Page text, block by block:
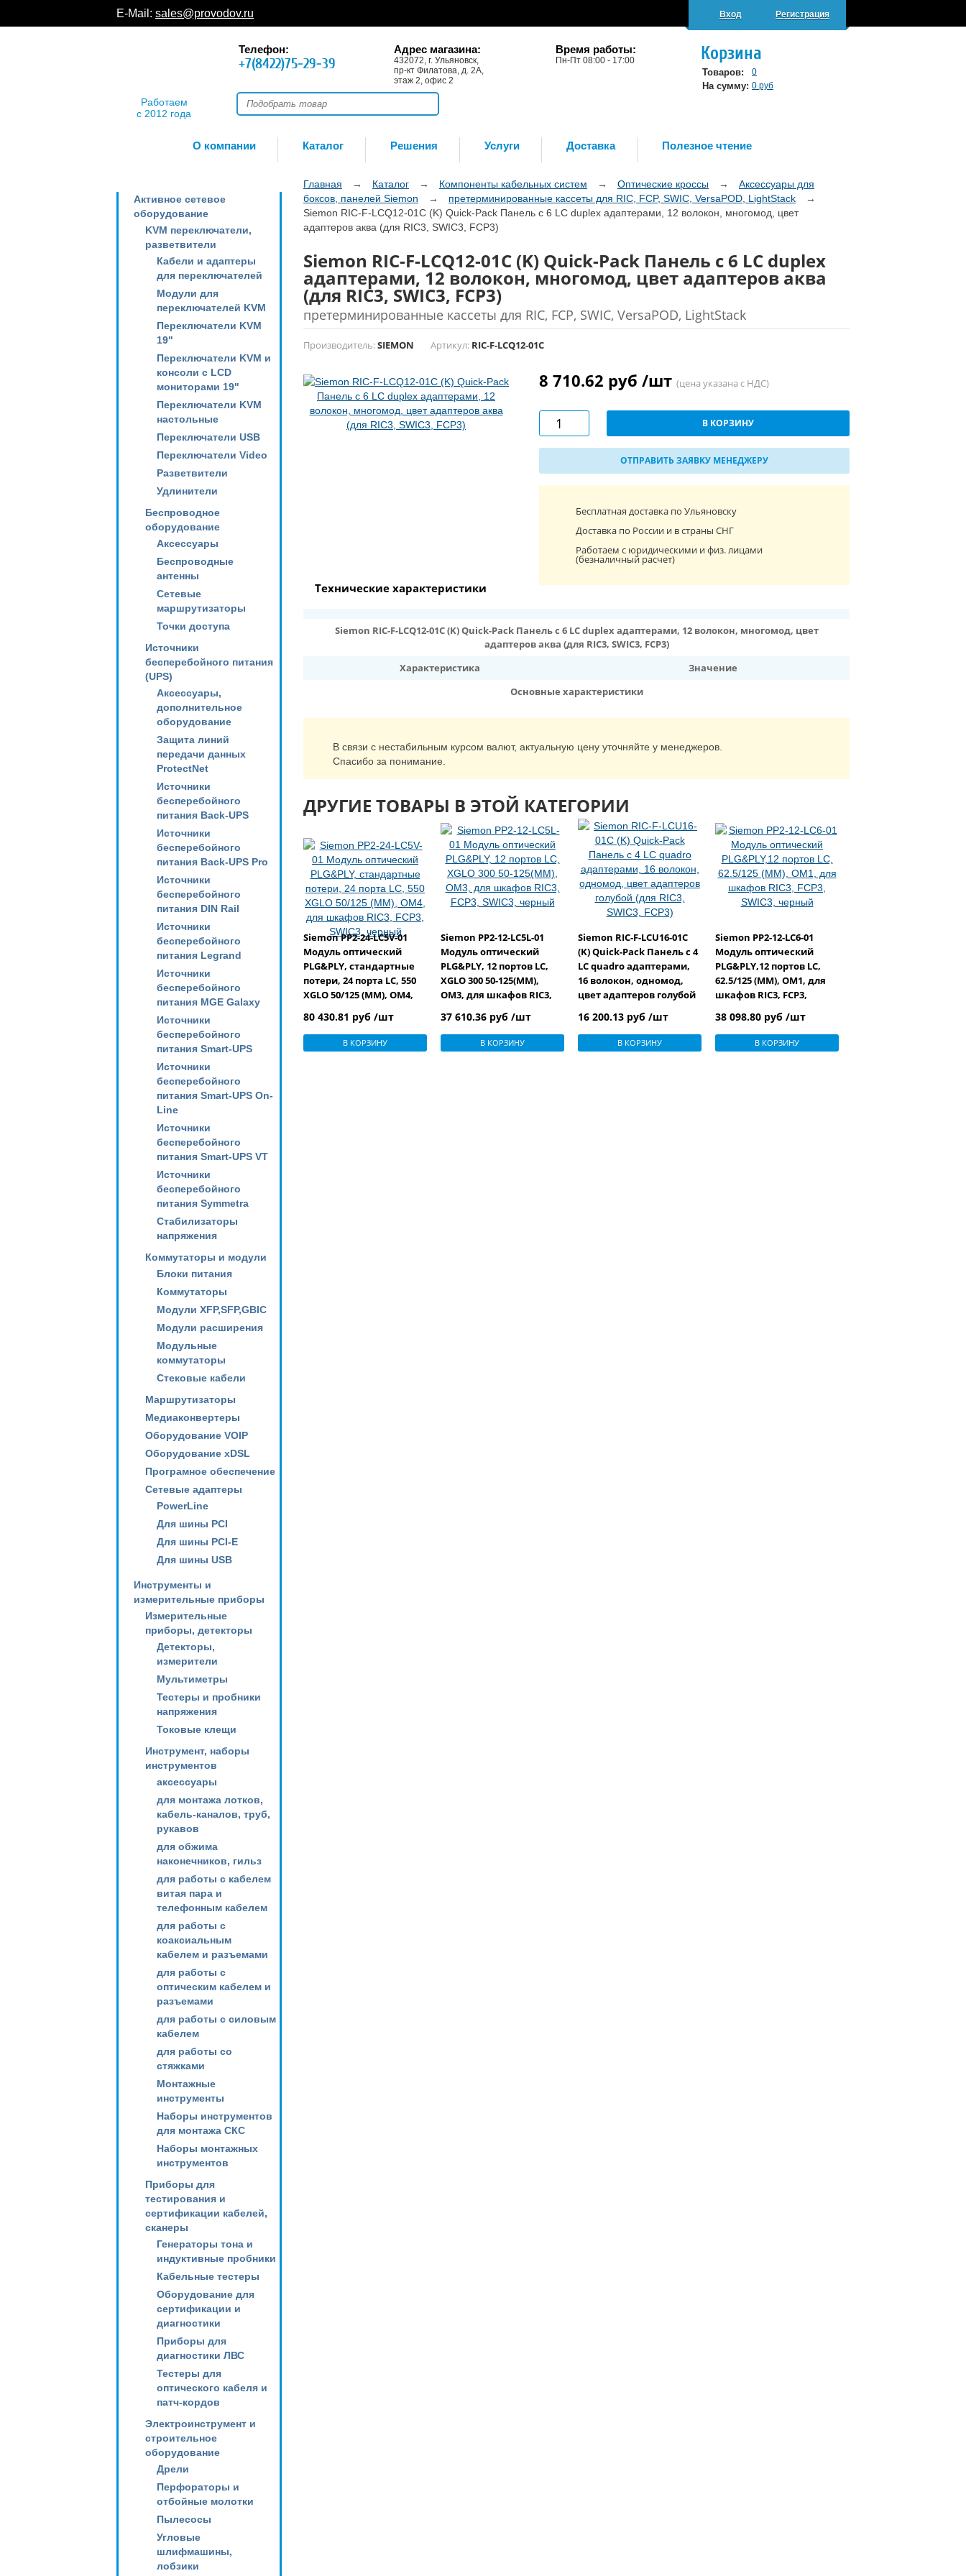
E-Mail: sales@provodov.ru Вход Регистрация
Работаем
с 2012 года
Телефон:
+7(8422)75-29-39
Адрес магазина:
432072, г. Ульяновск,
пр-кт Филатова, д. 2А,
этаж 2, офис 2
Время работы:
Пн-Пт 08:00 - 17:00 Корзина
Товаров: 0
На сумму: 0 руб
О компании Каталог Решения Услуги Доставка Полезное чтение
Активное сетевое
оборудование
KVM переключатели,
разветвители
Кабели и адаптеры
для переключателей
Модули для
переключателей KVM
Переключатели KVM
19"
Переключатели KVM и
консоли с LCD
мониторами 19"
Переключатели KVM
настольные
Переключатели USB
Переключатели Video
Разветвители
Удлинители
Беспроводное
оборудование
Аксессуары
Беспроводные
антенны
Сетевые
маршрутизаторы
Точки доступа
Источники
бесперебойного питания
(UPS)
Аксессуары,
дополнительное
оборудование
Защита линий
передачи данных
ProtectNet
Источники
бесперебойного
питания Back-UPS
Источники
бесперебойного
питания Back-UPS Pro
Источники
бесперебойного
питания DIN Rail
Источники
бесперебойного
питания Legrand
Источники
бесперебойного
питания MGE Galaxy
Источники
бесперебойного
питания Smart-UPS
Источники
бесперебойного
питания Smart-UPS On-
Line
Источники
бесперебойного
питания Smart-UPS VT
Источники
бесперебойного
питания Symmetra
Стабилизаторы
напряжения
Коммутаторы и модули
Блоки питания
Коммутаторы
Модули XFP,SFP,GBIC
Модули расширения
Модульные
коммутаторы
Стековые кабели
Маршрутизаторы
Медиаконвертеры
Оборудование VOIP
Оборудование xDSL
Програмное обеспечение
Сетевые адаптеры
PowerLine
Для шины PCI
Для шины PCI-E
Для шины USB
Инструменты и
измерительные приборы
Измерительные
приборы, детекторы
Детекторы,
измерители
Мультиметры
Тестеры и пробники
напряжения
Токовые клещи
Инструмент, наборы
инструментов
аксессуары
для монтажа лотков,
кабель-каналов, труб,
рукавов
для обжима
наконечников, гильз
для работы с кабелем
витая пара и
телефонным кабелем
для работы с
коаксиальным
кабелем и разъемами
для работы с
оптическим кабелем и
разъемами
для работы с силовым
кабелем
для работы со
стяжками
Монтажные
инструменты
Наборы инструментов
для монтажа СКС
Наборы монтажных
инструментов
Приборы для
тестирования и
сертификации кабелей,
сканеры
Генераторы тона и
индуктивные пробники
Кабельные тестеры
Оборудование для
сертификации и
диагностики
Приборы для
диагностики ЛВС
Тестеры для
оптического кабеля и
патч-кордов
Электроинструмент и
строительное
оборудование
Дрели
Перфораторы и
отбойные молотки
Пылесосы
Угловые
шлифмашины,
лобзики
Главная → Каталог → Компоненты кабельных систем → Оптические кроссы →
Аксессуары для
боксов, панелей Siemon
→ претерминированные кассеты для RIC, FCP, SWIC, VersaPOD, LightStack
→
Siemon RIC-F-LCQ12-01C (K) Quick-Pack Панель с 6 LC duplex адаптерами, 12 волокон, многомод, цвет
адаптеров аква (для RIC3, SWIC3, FCP3)
Siemon RIC-F-LCQ12-01C (K) Quick-Pack Панель с 6 LC duplex
адаптерами, 12 волокон, многомод, цвет адаптеров аква
(для RIC3, SWIC3, FCP3)
претерминированные кассеты для RIC, FCP, SWIC, VersaPOD, LightStack
Производитель:SIEMON Артикул: RIC-F-LCQ12-01C
8 710.62 руб /шт (цена указана с НДС)
В КОРЗИНУ
ОТПРАВИТЬ ЗАЯВКУ МЕНЕДЖЕРУ
Бесплатная доставка по Ульяновску
Доставка по России и в страны СНГ
Работаем с юридическими и физ. лицами
(безналичный расчет)
Технические характеристики
Siemon RIC-F-LCQ12-01C (K) Quick-Pack Панель с 6 LC duplex адаптерами, 12 волокон, многомод, цвет
адаптеров аква (для RIC3, SWIC3, FCP3)
Характеристика
Значение
Основные характеристики
В связи с нестабильным курсом валют, актуальную цену уточняйте у менеджеров.
Спасибо за понимание.
ДРУГИЕ ТОВАРЫ В ЭТОЙ КАТЕГОРИИ
Siemon PP2-24-LC5V-01
Модуль оптический
PLG&PLY, стандартные
потери, 24 порта LC, 550
XGLO 50/125 (MM), OM4,
SWIC3, черный
80 430.81 руб /шт
В КОРЗИНУ
Siemon PP2-12-LC5L-01
Модуль оптический
PLG&PLY, 12 портов LC,
XGLO 300 50-125(MM),
OM3, для шкафов RIC3,
37 610.36 руб /шт
В КОРЗИНУ
Siemon RIC-F-LCU16-01C
(K) Quick-Pack Панель с 4
LC quadro адаптерами,
16 волокон, одномод,
цвет адаптеров голубой
16 200.13 руб /шт
В КОРЗИНУ
Siemon PP2-12-LC6-01
Модуль оптический
PLG&PLY,12 портов LC,
62.5/125 (MM), OM1, для
шкафов RIC3, FCP3,
38 098.80 руб /шт
В КОРЗИНУ